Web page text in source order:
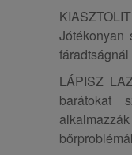
LÁPISZ
barátokat